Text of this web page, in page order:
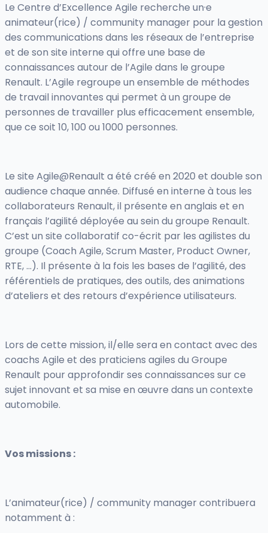
Le Centre d’Excellence Agile recherche un·e
animateur(rice) / community manager pour la gestion
des communications dans les réseaux de l’entreprise
et de son site interne qui offre une base de
connaissances autour de l’Agile dans le groupe
Renault. L’Agile regroupe un ensemble de méthodes
de travail innovantes qui permet à un groupe de
personnes de travailler plus efficacement ensemble,
que ce soit 10, 100 ou 1000 personnes.
Le site Agile@Renault a été créé en 2020 et double son
audience chaque année. Diffusé en interne à tous les
collaborateurs Renault, il présente en anglais et en
français l’agilité déployée au sein du groupe Renault.
C’est un site collaboratif co-écrit par les agilistes du
groupe (Coach Agile, Scrum Master, Product Owner,
RTE, …). Il présente à la fois les bases de l’agilité, des
référentiels de pratiques, des outils, des animations
d’ateliers et des retours d’expérience utilisateurs.
Lors de cette mission, il/elle sera en contact avec des
coachs Agile et des praticiens agiles du Groupe
Renault pour approfondir ses connaissances sur ce
sujet innovant et sa mise en œuvre dans un contexte
automobile.
Vos missions :
L’animateur(rice) / community manager contribuera
notamment à :